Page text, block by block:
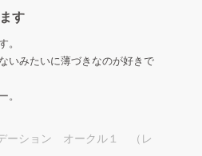
す
。
いみたいに薄づきなのが好きで
。
ーション オークル１ （レ